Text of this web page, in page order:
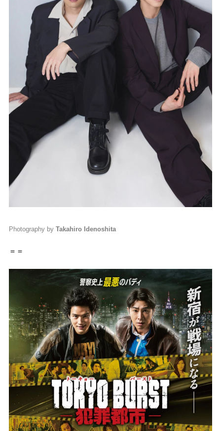
Photography by Takahiro Idenoshita
＝＝